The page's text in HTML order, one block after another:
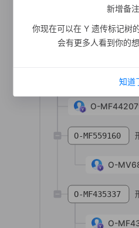
形成
O-
O-MF559160
O-MF435337
O-
O-
O-
新增备
你现在可以在 Y 遗传标记树
会有更多人看到你的
知道